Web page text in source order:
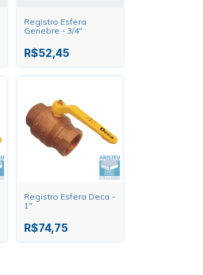
Registro Esfera
Genebre - 3/4"
R$52,45
Registro Esfera Deca -
1"
R$74,75